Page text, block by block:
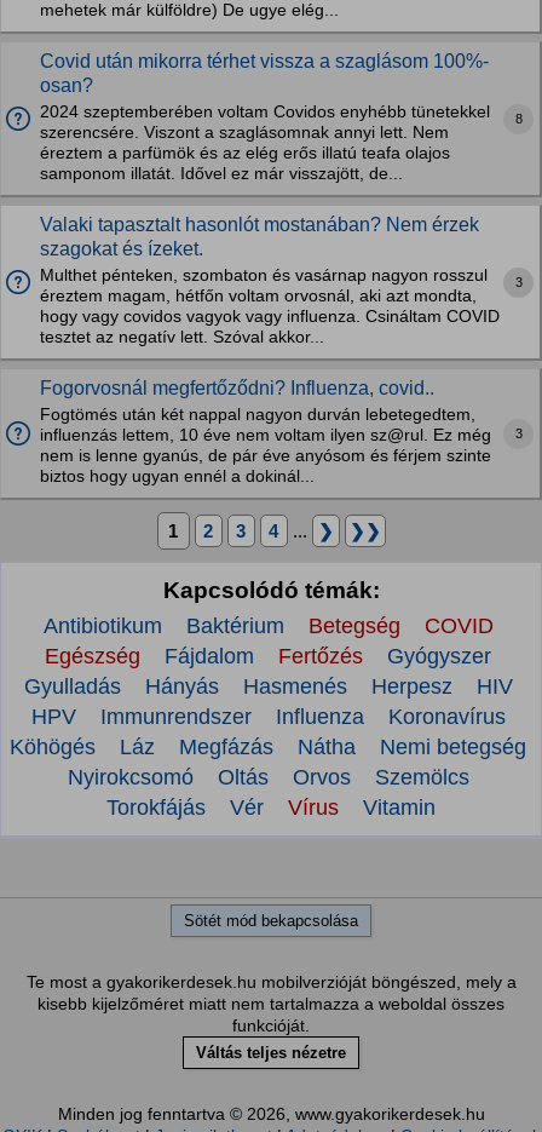
mehetek már külföldre) De ugye elég...
Covid után mikorra térhet vissza a szaglásom 100%-
osan?
2024 szeptemberében voltam Covidos enyhébb tünetekkel
szerencsére. Viszont a szaglásomnak annyi lett. Nem
éreztem a parfümök és az elég erős illatú teafa olajos
samponom illatát. Idővel ez már visszajött, de...
8
Valaki tapasztalt hasonlót mostanában? Nem érzek
szagokat és ízeket.
Multhet pénteken, szombaton és vasárnap nagyon rosszul
éreztem magam, hétfőn voltam orvosnál, aki azt mondta,
hogy vagy covidos vagyok vagy influenza. Csináltam COVID
tesztet az negatív lett. Szóval akkor...
3
Fogorvosnál megfertőződni? Influenza, covid..
Fogtömés után két nappal nagyon durván lebetegedtem,
influenzás lettem, 10 éve nem voltam ilyen sz@rul. Ez még
nem is lenne gyanús, de pár éve anyósom és férjem szinte
biztos hogy ugyan ennél a dokinál...
3
1 2 3 4 ... ❯ ❯❯
Kapcsolódó témák:
Antibiotikum Baktérium Betegség
COVID
Egészség
Fájdalom Fertőzés
Gyógyszer
Gyulladás
Hányás Hasmenés Herpesz
HIV
HPV
Immunrendszer Influenza
Koronavírus
Köhögés
Láz Megfázás Nátha
Nemi betegség
Nyirokcsomó
Oltás Orvos
Szemölcs
Torokfájás
Vér Vírus Vitamin
Sötét mód bekapcsolása
Te most a gyakorikerdesek.hu mobilverzióját böngészed, mely a
kisebb kijelzőméret miatt nem tartalmazza a weboldal összes
funkcióját.
Váltás teljes nézetre
Minden jog fenntartva © 2026, www.gyakorikerdesek.hu